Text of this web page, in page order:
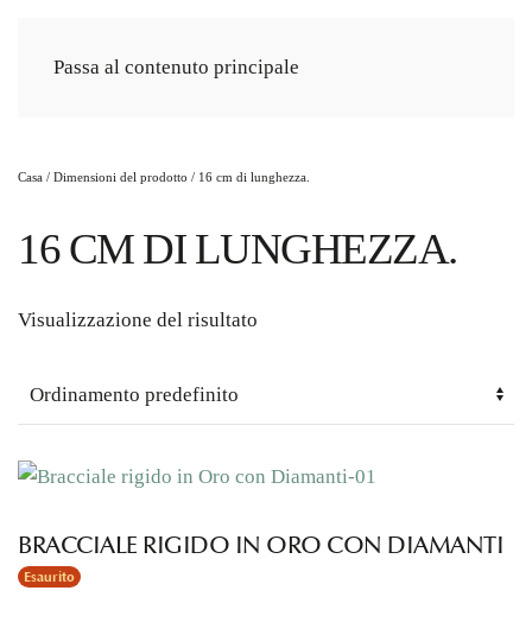
Passa al contenuto principale
Casa / Dimensioni del prodotto / 16 cm di lunghezza.
16 CM DI LUNGHEZZA.
Visualizzazione del risultato
BRACCIALE RIGIDO IN ORO CON DIAMANTI
Esaurito